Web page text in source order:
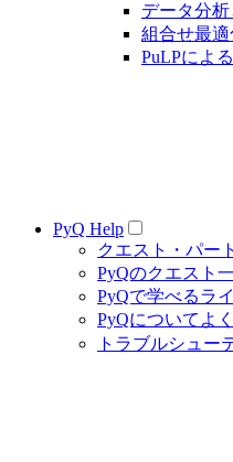
データ分
組合せ最適
PuLPによ
PyQ Help
クエスト・パー
PyQのクエスト
PyQで学べるラ
PyQについてよ
トラブルシュー